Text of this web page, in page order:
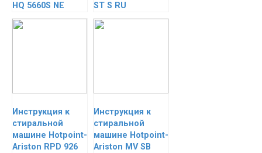
HQ 5660S NE
ST S RU
Инструкция к
стиральной
машине Hotpoint-
Ariston RPD 926
Инструкция к
стиральной
машине Hotpoint-
Ariston MV SB